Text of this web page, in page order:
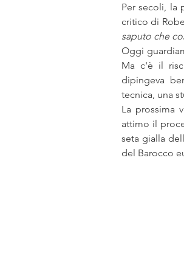
Per secoli, la
critico di
saputo che
Oggi
Ma c'è il
dipingeva
tecnica, una
La prossima
attimo il
seta gialla
del Barocco